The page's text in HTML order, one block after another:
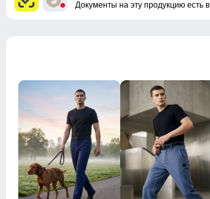
Документы на эту продукцию есть в